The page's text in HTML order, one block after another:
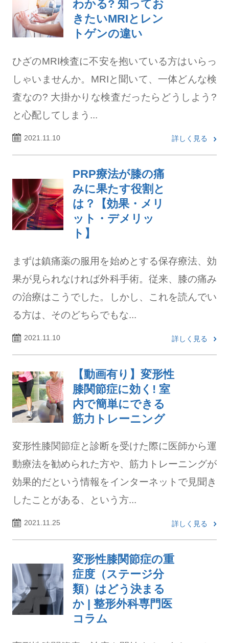
わかる? 知ってお
きたいMRIとレン
トゲンの違い
ひざのMRI検査に不安を抱いている方はいらっ
しゃいませんか。MRIと聞いて、一体どんな検
査なの? 大掛かりな検査だったらどうしよう?
と心配してしまう...
2021.11.10 詳しく見る
PRP療法が膝の痛
みに果たす役割と
は？【効果・メリ
ット・デメリッ
ト】
まずは鎮痛薬の服用を始めとする保存療法、効
果が見られなければ外科手術。従来、膝の痛み
の治療はこうでした。しかし、これを読んでい
る方は、そのどちらでもな...
2021.11.10 詳しく見る
【動画有り】変形性
膝関節症に効く! 室
内で簡単にできる
筋力トレーニング
変形性膝関節症と診断を受けた際に医師から運
動療法を勧められた方や、筋力トレーニングが
効果的だという情報をインターネットで見聞き
したことがある、という方...
2021.11.25 詳しく見る
変形性膝関節症の重
症度（ステージ分
類）はどう決まる
か | 整形外科専門医
コラム